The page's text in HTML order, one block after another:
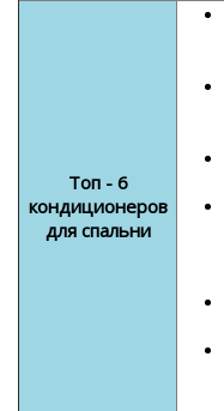
Топ - 6
кондиционеров
для спальни